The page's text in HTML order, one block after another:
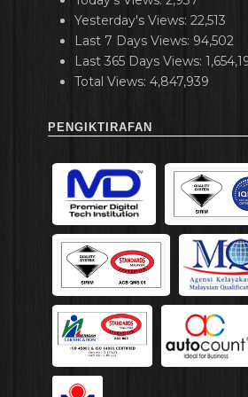
Yesterday's Views: 22,513
Last 7 Days Views: 94,502
Last 365 Days Views:
Total Views: 4,847,939
PENGIKTIRAFAN